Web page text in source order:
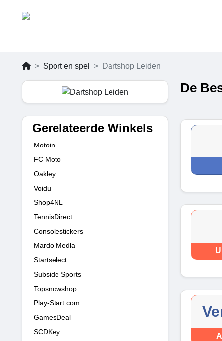
Sport en spel Dartshop Leiden
Gerelateerde Winkels
Motoin
FC Moto
Oakley
Voidu
Shop4NL
TennisDirect
Consolestickers
Mardo Media
Startselect
Subside Sports
Topsnowshop
Play-Start.com
GamesDeal
SCDKey
De